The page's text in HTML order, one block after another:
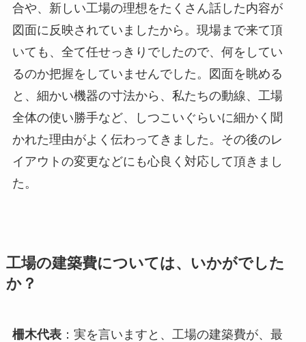
合や、新しい工場の理想をたくさん話した内容が
図面に反映されていましたから。現場まで来て頂
いても、全て任せっきりでしたので、何をしてい
るのか把握をしていませんでした。図面を眺める
と、細かい機器の寸法から、私たちの動線、工場
全体の使い勝手など、しつこいぐらいに細かく聞
かれた理由がよく伝わってきました。その後のレ
イアウトの変更などにも心良く対応して頂きまし
た。
工場の建築費については、いかがでした
か？
柵木代表：実を言いますと、工場の建築費が、最